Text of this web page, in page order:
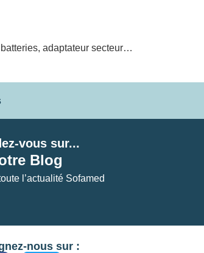
adaptateur secteur…
vous sur...
Blog
l’actualité Sofamed
nous sur :